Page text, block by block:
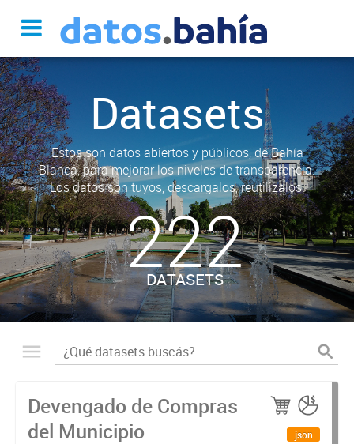
Datasets
Estos son datos abiertos y públicos, de Bahía
Blanca, para mejorar los niveles de transparencia.
Los datos son tuyos, descargalos, reutilizalos.
222
DATASETS
Devengado de Compras
del Municipio
json